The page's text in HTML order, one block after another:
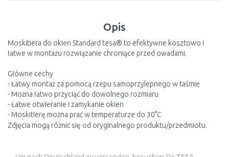
Opis
Moskitiera do okien Standard tesa® to efektywne kosztowo i
łatwe w montażu rozwiązanie chroniące przed owadami.
Główne cechy
- Łatwy montaż za pomocą rzepu samoprzylepnego w taśmie
- Można łatwo przyciąć do dowolnego rozmiaru
- Łatwe otwieranie i zamykanie okien
- Moskitierę można prać w temperaturze do 30°C
Zdjęcia mogą różnić się od oryginalnego produktu/przedmiotu.